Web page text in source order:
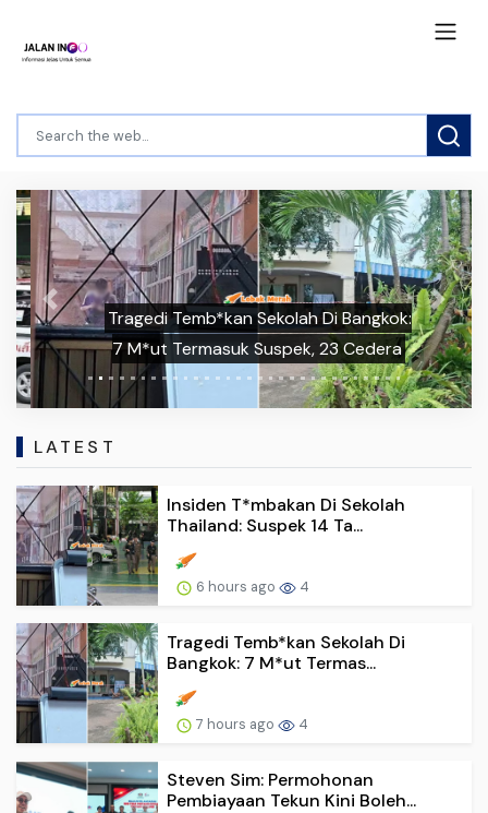
Tragedi Temb*kan Sekolah Di Bangkok:
7 M*ut Termasuk Suspek, 23 Cedera
Previous Next
LATEST
Insiden T*mbakan Di Sekolah
Thailand: Suspek 14 Ta...
6 hours ago 4
Tragedi Temb*kan Sekolah Di
Bangkok: 7 M*ut Termas...
7 hours ago 4
Steven Sim: Permohonan
Pembiayaan Tekun Kini Boleh...